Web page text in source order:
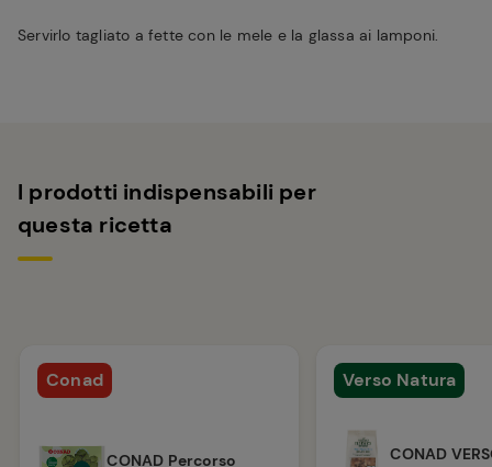
Servirlo tagliato a fette con le mele e la glassa ai lamponi.
I prodotti indispensabili per
questa ricetta
Conad
CONAD Percorso
Verso Natura
CONAD